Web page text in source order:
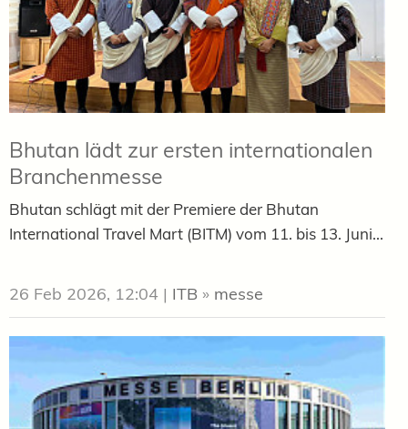
Bhutan lädt zur ersten internationalen
Branchenmesse
Bhutan schlägt mit der Premiere der Bhutan
International Travel Mart (BITM) vom 11. bis 13. Juni...
26 Feb 2026, 12:04 | ITB » messe